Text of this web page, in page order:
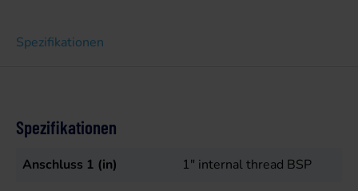
Spezifikationen
Spezifikationen
Anschluss 1 (in)
1" internal thread BSP